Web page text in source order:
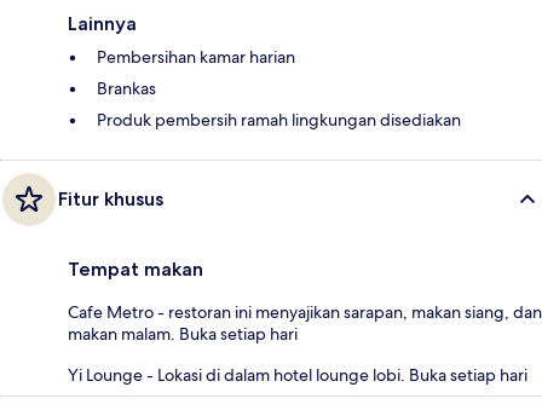
Lainnya
Pembersihan kamar harian
Brankas
Produk pembersih ramah lingkungan disediakan
Fitur khusus
Tempat makan
Cafe Metro - restoran ini menyajikan sarapan, makan siang, dan
makan malam. Buka setiap hari
Yi Lounge - Lokasi di dalam hotel lounge lobi. Buka setiap hari